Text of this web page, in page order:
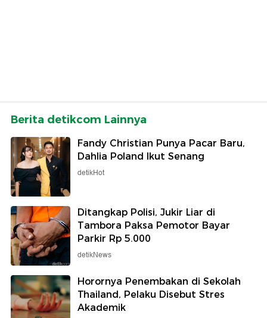
Berita detikcom Lainnya
Fandy Christian Punya Pacar Baru,
Dahlia Poland Ikut Senang
detikHot
Ditangkap Polisi, Jukir Liar di
Tambora Paksa Pemotor Bayar
Parkir Rp 5.000
detikNews
Horornya Penembakan di Sekolah
Thailand, Pelaku Disebut Stres
Akademik